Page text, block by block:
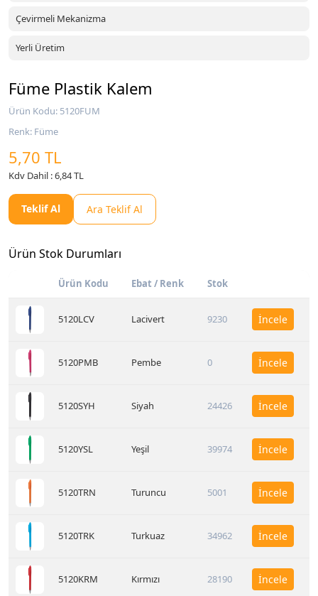
Çevirmeli Mekanizma
Yerli Üretim
Füme Plastik Kalem
Ürün Kodu: 5120FUM
Renk: Füme
5,70 TL
Kdv Dahil : 6,84 TL
Teklif Al Ara Teklif Al
Ürün Stok Durumları
Ürün Kodu Ebat / Renk Stok
5120LCV Lacivert 9230 İncele
5120PMB Pembe 0 İncele
5120SYH Siyah 24426 İncele
5120YSL Yeşil 39974 İncele
5120TRN Turuncu 5001 İncele
5120TRK Turkuaz 34962 İncele
5120KRM Kırmızı 28190 İncele